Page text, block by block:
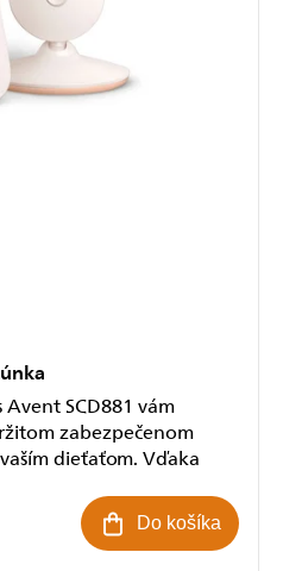
Do košíka
SCD881 vám
zabezpečenom
dieťaťom. Vďaka